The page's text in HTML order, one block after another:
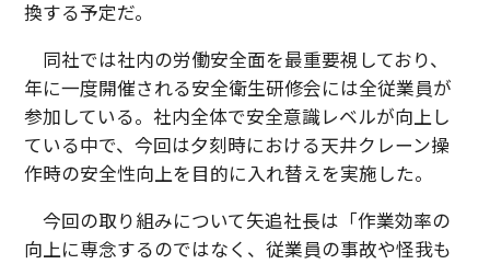
換する予定だ。
同社では社内の労働安全面を最重要視しており、
年に一度開催される安全衛生研修会には全従業員が
参加している。社内全体で安全意識レベルが向上し
ている中で、今回は夕刻時における天井クレーン操
作時の安全性向上を目的に入れ替えを実施した。
今回の取り組みについて矢追社長は「作業効率の
向上に専念するのではなく、従業員の事故や怪我も